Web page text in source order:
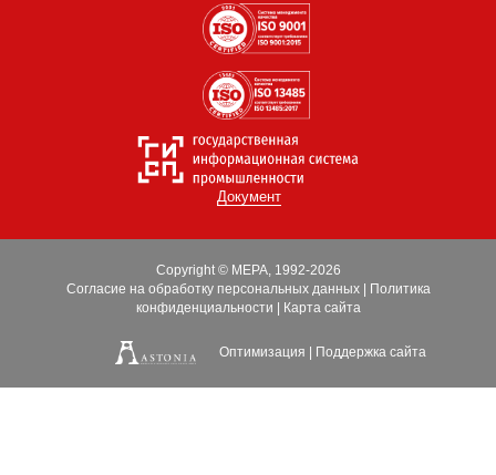
Документ
Copyright © МЕРА, 1992-2026
Согласие на обработку персональных данных|
Политика
конфиденциальности
Карта сайта
Оптимизация Поддержка сайта